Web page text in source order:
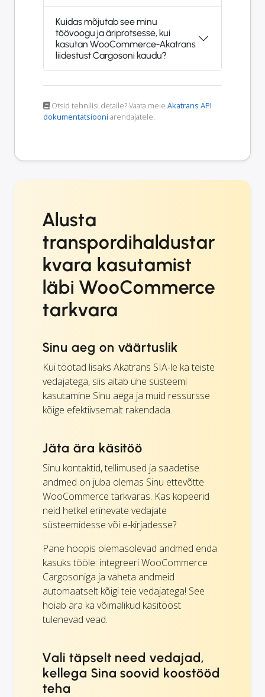
Kuidas mõjutab see minu
töövoogu ja äriprotsesse, kui
kasutan WooCommerce-Akatrans
liidestust Cargosoni kaudu?
Otsid tehnilisi detaile? Vaata meie Akatrans API
dokumentatsiooni arendajatele.
Alusta
transpordihaldustar
kvara kasutamist
läbi WooCommerce
tarkvara
Sinu aeg on väärtuslik
Kui töötad lisaks Akatrans SIA-le ka teiste
vedajatega, siis aitab ühe süsteemi
kasutamine Sinu aega ja muid ressursse
kõige efektiivsemalt rakendada.
Jäta ära käsitöö
Sinu kontaktid, tellimused ja saadetise
andmed on juba olemas Sinu ettevõtte
WooCommerce tarkvaras. Kas kopeerid
neid hetkel erinevate vedajate
süsteemidesse või e-kirjadesse?
Pane hoopis olemasolevad andmed enda
kasuks tööle: integreeri WooCommerce
Cargosoniga ja vaheta andmeid
automaatselt kõigi teie vedajatega! See
hoiab ära ka võimalikud käsitööst
tulenevad vead.
Vali täpselt need vedajad,
kellega Sina soovid koostööd
teha